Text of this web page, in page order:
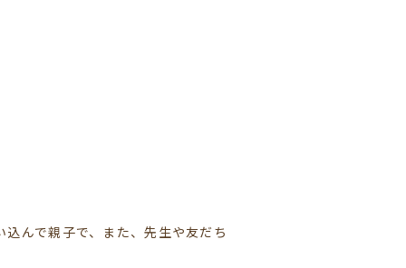
んで親子で、また、先生や友だち